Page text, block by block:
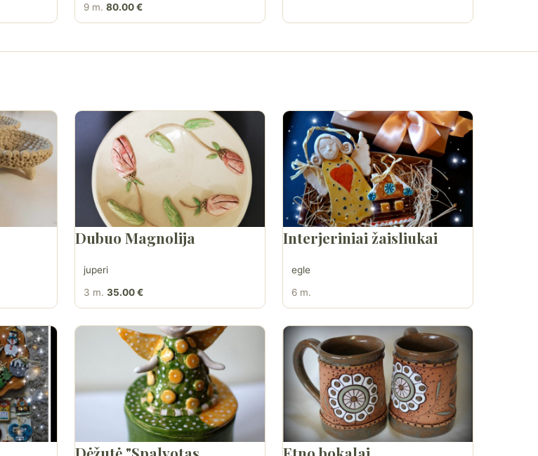
9 m. 80.00 €
Dubuo Magnolija
juperi
3 m. 35.00 €
Interjeriniai žaisliukai
egle
6 m.